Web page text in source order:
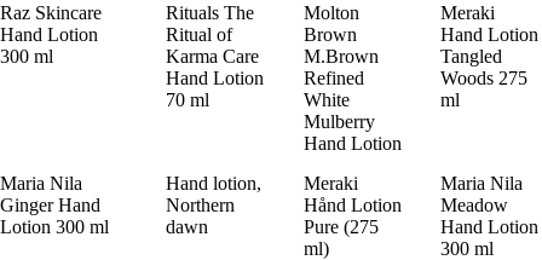
Raz Skincare
Hand Lotion
300 ml
Rituals The
Ritual of
Karma Care
Hand Lotion
70 ml
Molton
Brown
M.Brown
Refined
White
Mulberry
Hand Lotion
Meraki
Hand Lotion
Tangled
Woods 275
ml
Maria Nila
Ginger Hand
Lotion 300 ml
Hand lotion,
Northern
dawn
Meraki
Hånd Lotion
Pure (275
ml)
Maria Nila
Meadow
Hand Lotion
300 ml